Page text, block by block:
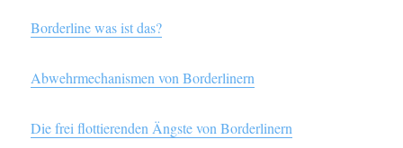
Borderline was ist das?
Abwehrmechanismen von Borderlinern
Die frei flottierenden Ängste von Borderlinern